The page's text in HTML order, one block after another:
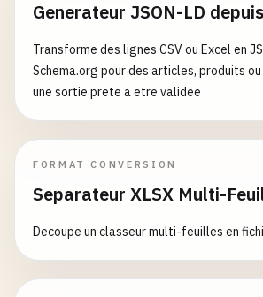
Generateur JSON-LD
Transforme des lignes CSV ou Excel en
Schema.org pour des articles, produits
une sortie prete a etre validee
FORMAT CONVERSION
Separateur XLSX Multi-
Decoupe un classeur multi-feuilles en